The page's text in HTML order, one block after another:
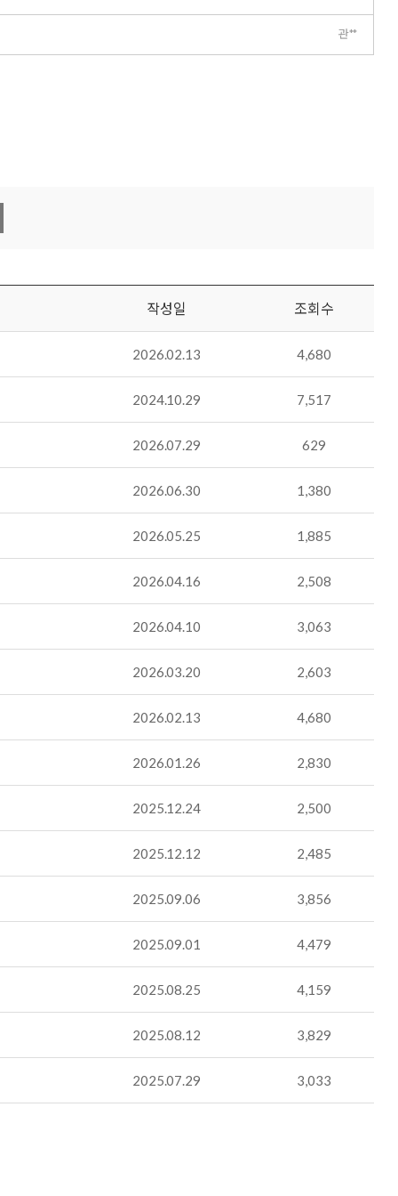
관**
작성일 조회수
2026.02.13 4,680
2024.10.29 7,517
2026.07.29 629
2026.06.30 1,380
2026.05.25 1,885
2026.04.16 2,508
2026.04.10 3,063
2026.03.20 2,603
2026.02.13 4,680
2026.01.26 2,830
2025.12.24 2,500
2025.12.12 2,485
2025.09.06 3,856
2025.09.01 4,479
2025.08.25 4,159
2025.08.12 3,829
2025.07.29 3,033